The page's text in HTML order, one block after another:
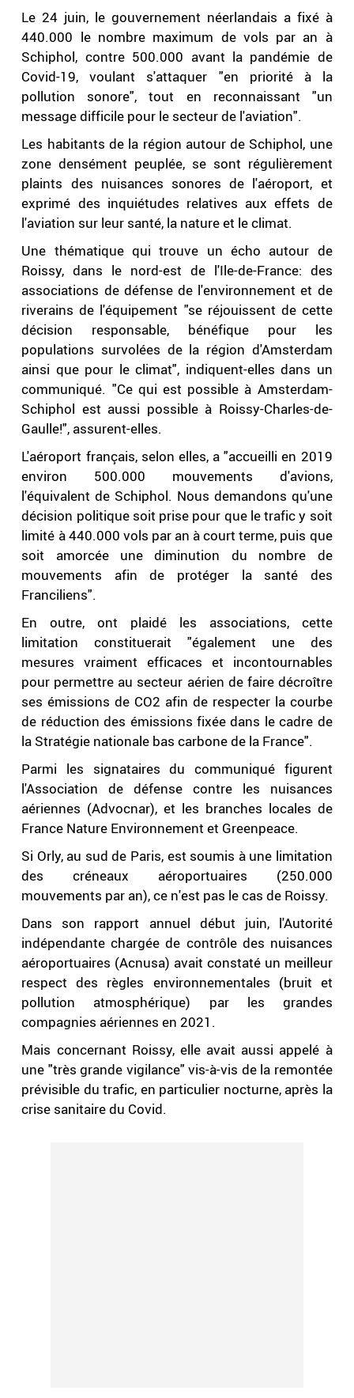
Le 24 juin, le gouvernement néerlandais a fixé à
440.000 le nombre maximum de vols par an à
Schiphol, contre 500.000 avant la pandémie de
Covid-19, voulant s'attaquer "en priorité à la
pollution sonore", tout en reconnaissant "un
message difficile pour le secteur de l'aviation".
Les habitants de la région autour de Schiphol, une
zone densément peuplée, se sont régulièrement
plaints des nuisances sonores de l'aéroport, et
exprimé des inquiétudes relatives aux effets de
l'aviation sur leur santé, la nature et le climat.
Une thématique qui trouve un écho autour de
Roissy, dans le nord-est de l'Ile-de-France: des
associations de défense de l'environnement et de
riverains de l'équipement "se réjouissent de cette
décision responsable, bénéfique pour les
populations survolées de la région d'Amsterdam
ainsi que pour le climat", indiquent-elles dans un
communiqué. "Ce qui est possible à Amsterdam-
Schiphol est aussi possible à Roissy-Charles-de-
Gaulle!", assurent-elles.
L'aéroport français, selon elles, a "accueilli en 2019
environ 500.000 mouvements d'avions,
l'équivalent de Schiphol. Nous demandons qu'une
décision politique soit prise pour que le trafic y soit
limité à 440.000 vols par an à court terme, puis que
soit amorcée une diminution du nombre de
mouvements afin de protéger la santé des
Franciliens".
En outre, ont plaidé les associations, cette
limitation constituerait "également une des
mesures vraiment efficaces et incontournables
pour permettre au secteur aérien de faire décroître
ses émissions de CO2 afin de respecter la courbe
de réduction des émissions fixée dans le cadre de
la Stratégie nationale bas carbone de la France".
Parmi les signataires du communiqué figurent
l'Association de défense contre les nuisances
aériennes (Advocnar), et les branches locales de
France Nature Environnement et Greenpeace.
Si Orly, au sud de Paris, est soumis à une limitation
des créneaux aéroportuaires (250.000
mouvements par an), ce n'est pas le cas de Roissy.
Dans son rapport annuel début juin, l'Autorité
indépendante chargée de contrôle des nuisances
aéroportuaires (Acnusa) avait constaté un meilleur
respect des règles environnementales (bruit et
pollution atmosphérique) par les grandes
compagnies aériennes en 2021.
Mais concernant Roissy, elle avait aussi appelé à
une "très grande vigilance" vis-à-vis de la remontée
prévisible du trafic, en particulier nocturne, après la
crise sanitaire du Covid.